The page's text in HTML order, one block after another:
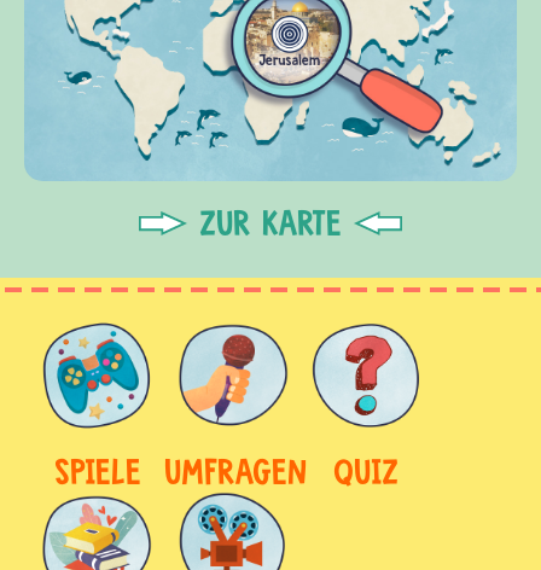
ZUR KARTE
SPIELE UMFRAGEN QUIZ